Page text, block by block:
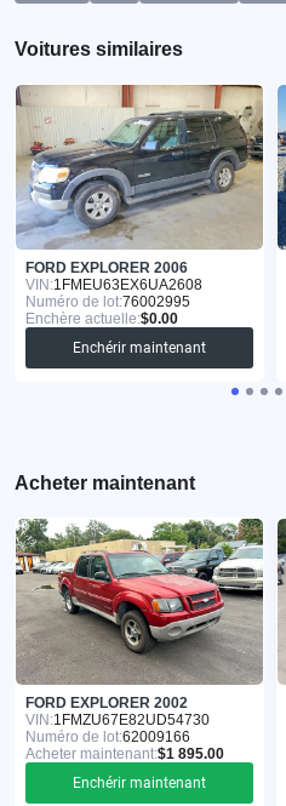
Voitures similaires
FORD EXPLORER 2006
VIN:1FMEU63EX6UA2608
Numéro de lot:76002995
Enchère actuelle:$0.00
Enchérir maintenant
Acheter maintenant
FORD EXPLORER 2002
VIN:1FMZU67E82UD54730
Numéro de lot:62009166
Acheter maintenant:$1 895.00
Enchérir maintenant